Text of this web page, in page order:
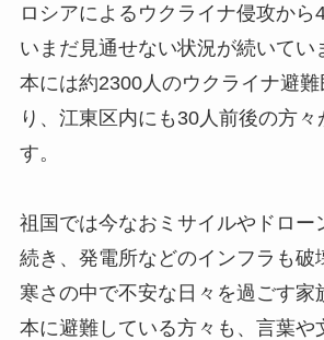
ロシアによるウクライナ侵攻から
いまだ見通せない状況が続いてい
本には約2300人のウクライナ避
り、江東区内にも30人前後の方々
す。
祖国では今なおミサイルやドロー
続き、発電所などのインフラも破
寒さの中で不安な日々を過ごす家
本に避難している方々も、言葉や